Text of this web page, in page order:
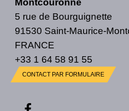
5 rue de Bourguignette
91530 Saint-Maurice-
FRANCE
+33 1 64 58 91 55
CONTACT PAR FORMULAIRE